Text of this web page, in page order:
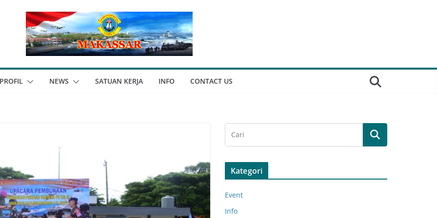
PROFIL NEWS SATUAN KERJA INFO CONTACT US
Kategori
Event
Info